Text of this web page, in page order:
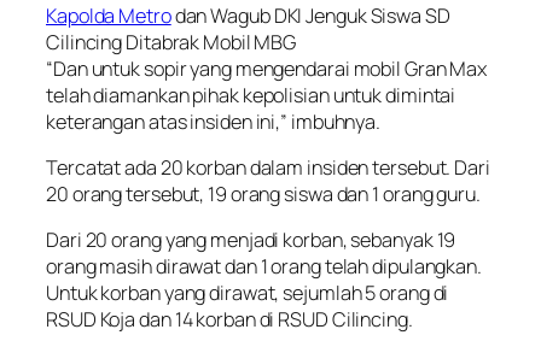
Kapolda Metrodan Wagub DKI Jenguk Siswa SD
Cilincing Ditabrak Mobil MBG
“Dan untuk sopir yang mengendarai mobil Gran Max
telah diamankan pihak kepolisian untuk dimintai
keterangan atas insiden ini,” imbuhnya.
Tercatat ada 20 korban dalam insiden tersebut. Dari
20 orang tersebut, 19 orang siswa dan 1 orang guru.
Dari 20 orang yang menjadi korban, sebanyak 19
orang masih dirawat dan 1 orang telah dipulangkan.
Untuk korban yang dirawat, sejumlah 5 orang di
RSUD Koja dan 14 korban di RSUD Cilincing.